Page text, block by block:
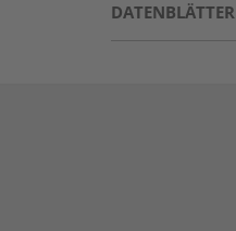
DATENBLÄTTER